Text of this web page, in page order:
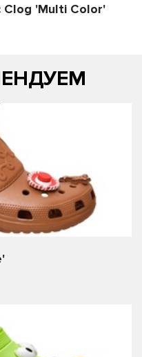
Clog 'Multi Color'